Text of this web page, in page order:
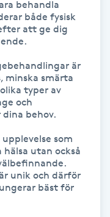
behandla
både fysisk
att ge dig
är
minska smärta
typer av
och
dina behov.
som
utan också
unik och därför
bäst för